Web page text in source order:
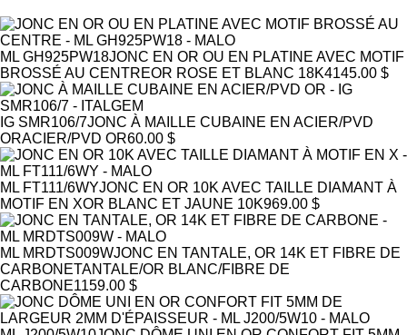
ML GH925PW18JONC EN OR OU EN PLATINE AVEC MOTIF
BROSSÉ AU CENTREOR ROSE ET BLANC 18K4145.00 $
IG SMR106/7JONC À MAILLE CUBAINE EN ACIER/PVD
ORACIER/PVD OR60.00 $
ML FT111/6WYJONC EN OR 10K AVEC TAILLE DIAMANT À
MOTIF EN XOR BLANC ET JAUNE 10K969.00 $
ML MRDTS009WJONC EN TANTALE, OR 14K ET FIBRE DE
CARBONETANTALE/OR BLANC/FIBRE DE
CARBONE1159.00 $